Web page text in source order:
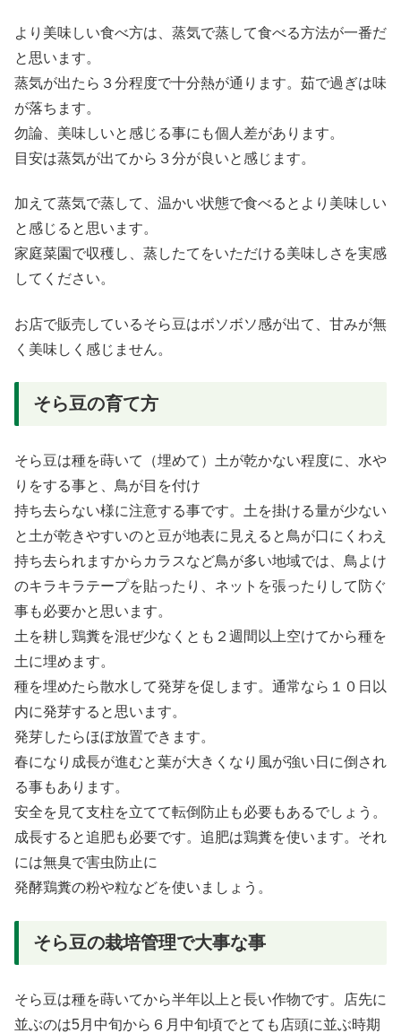
より美味しい食べ方は、蒸気で蒸して食べる方法が一番だ
と思います。
蒸気が出たら３分程度で十分熱が通ります。茹で過ぎは味
が落ちます。
勿論、美味しいと感じる事にも個人差があります。
目安は蒸気が出てから３分が良いと感じます。
加えて蒸気で蒸して、温かい状態で食べるとより美味しい
と感じると思います。
家庭菜園で収穫し、蒸したてをいただける美味しさを実感
してください。
お店で販売しているそら豆はボソボソ感が出て、甘みが無
く美味しく感じません。
そら豆の育て方
そら豆は種を蒔いて（埋めて）土が乾かない程度に、水や
りをする事と、鳥が目を付け
持ち去らない様に注意する事です。土を掛ける量が少ない
と土が乾きやすいのと豆が地表に見えると鳥が口にくわえ
持ち去られますからカラスなど鳥が多い地域では、鳥よけ
のキラキラテープを貼ったり、ネットを張ったりして防ぐ
事も必要かと思います。
土を耕し鶏糞を混ぜ少なくとも２週間以上空けてから種を
土に埋めます。
種を埋めたら散水して発芽を促します。通常なら１０日以
内に発芽すると思います。
発芽したらほぼ放置できます。
春になり成長が進むと葉が大きくなり風が強い日に倒され
る事もあります。
安全を見て支柱を立てて転倒防止も必要もあるでしょう。
成長すると追肥も必要です。追肥は鶏糞を使います。それ
には無臭で害虫防止に
発酵鶏糞の粉や粒などを使いましょう。
そら豆の栽培管理で大事な事
そら豆は種を蒔いてから半年以上と長い作物です。店先に
並ぶのは5月中旬から６月中旬頃でとても店頭に並ぶ時期